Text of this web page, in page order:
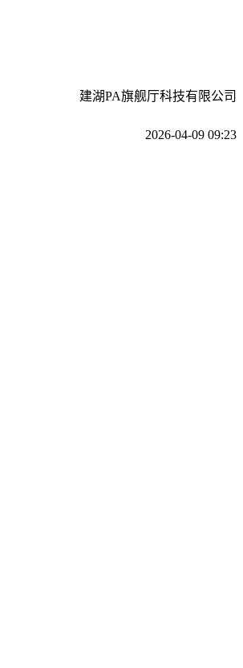
建湖PA旗舰厅科技有限公司
2026-04-09 09:23